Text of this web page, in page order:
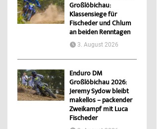
Großlöbichau:
Klassensiege für
Fischeder und Chlum
an beiden Renntagen
3. August 2026
Enduro DM
Großlöbichau 2026:
Jeremy Sydow bleibt
makellos – packender
Zweikampf mit Luca
Fischeder